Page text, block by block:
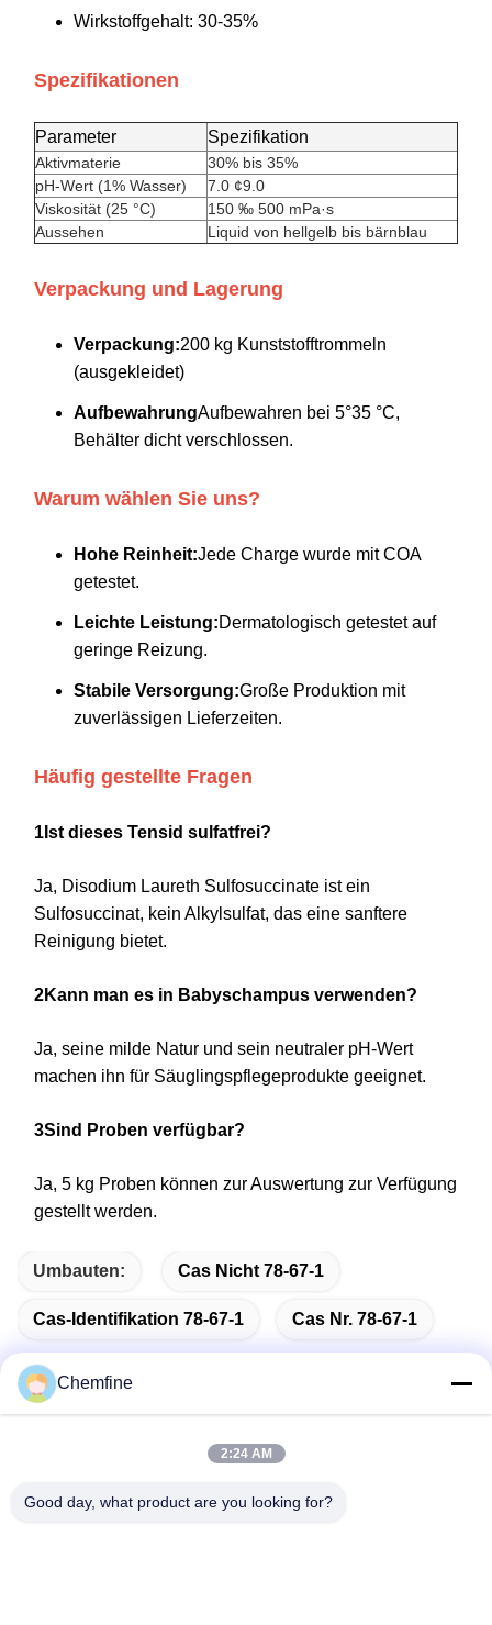
Wirkstoffgehalt: 30-35%
Spezifikationen
Parameter Spezifikation
Aktivmaterie
30% bis 35%
pH-Wert (1% Wasser)
7.0 ¢9.0
Viskosität (25 °C)
150 ‰ 500 mPa·s
Aussehen
Liquid von hellgelb bis bärnblau
Verpackung und Lagerung
Verpackung:200 kg Kunststofftrommeln
(ausgekleidet)
AufbewahrungAufbewahren bei 5°35 °C,
Behälter dicht verschlossen.
Warum wählen Sie uns?
Hohe Reinheit:Jede Charge wurde mit COA
getestet.
Leichte Leistung:Dermatologisch getestet auf
geringe Reizung.
Stabile Versorgung:Große Produktion mit
zuverlässigen Lieferzeiten.
Häufig gestellte Fragen
1Ist dieses Tensid sulfatfrei?
Ja, Disodium Laureth Sulfosuccinate ist ein
Sulfosuccinat, kein Alkylsulfat, das eine sanftere
Reinigung bietet.
2Kann man es in Babyschampus verwenden?
Ja, seine milde Natur und sein neutraler pH-Wert
machen ihn für Säuglingspflegeprodukte geeignet.
3Sind Proben verfügbar?
Ja, 5 kg Proben können zur Auswertung zur Verfügung
gestellt werden.
Umbauten: Cas Nicht 78-67-1
Cas-Identifikation 78-67-1 Cas Nr. 78-67-1
Schnelle Kontaktaufnahme
Adresse
Chemfine
2:24 AM
Good day, what product are you looking for?